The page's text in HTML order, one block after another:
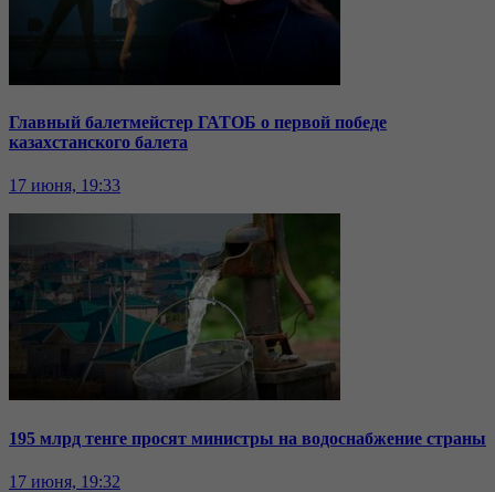
Главный балетмейстер ГАТОБ о первой победе
казахстанского балета
17 июня, 19:33
195 млрд тенге просят министры на водоснабжение страны
17 июня, 19:32